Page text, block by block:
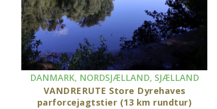
DANMARK, NORDSJÆLLAND, SJÆLLAND
VANDRERUTE Store Dyrehaves
parforcejagtstier (13 km rundtur)